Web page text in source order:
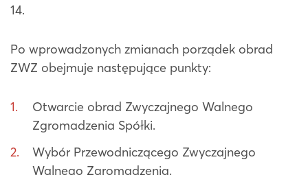
14.
Po wprowadzonych zmianach porządek obrad
ZWZ obejmuje następujące punkty:
Otwarcie obrad Zwyczajnego Walnego
Zgromadzenia Spółki.
Wybór Przewodniczącego Zwyczajnego
Walnego Zgromadzenia.